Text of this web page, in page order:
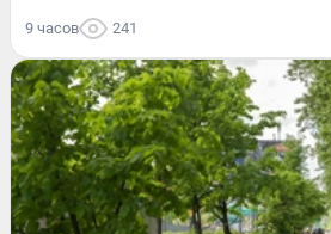
9 часов 241